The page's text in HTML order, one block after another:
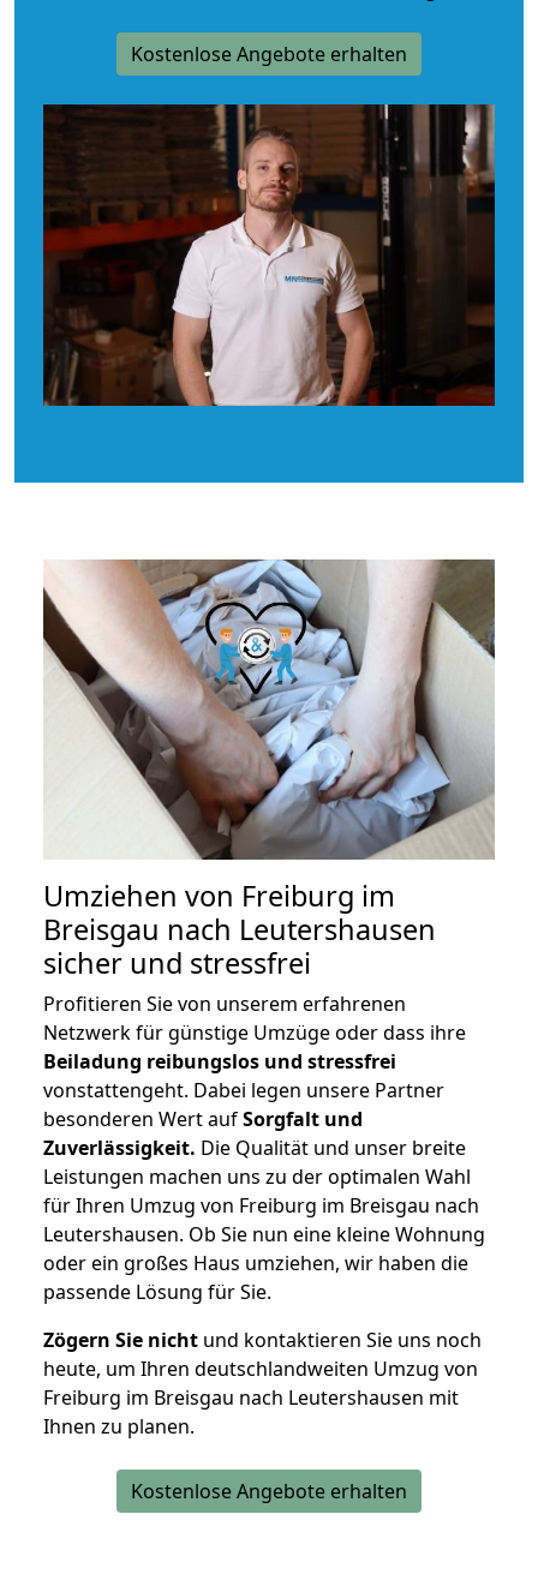
Kostenlose Angebote erhalten
Umziehen von Freiburg im
Breisgau nach Leutershausen
sicher und stressfrei
Profitieren Sie von unserem erfahrenen
Netzwerk für günstige Umzüge oder dass ihre
Beiladung reibungslos und stressfrei
vonstattengeht. Dabei legen unsere Partner
besonderen Wert aufSorgfalt und
Zuverlässigkeit. Die Qualität und unser breite
Leistungen machen uns zu der optimalen Wahl
für Ihren Umzug von Freiburg im Breisgau nach
Leutershausen. Ob Sie nun eine kleine Wohnung
oder ein großes Haus umziehen, wir haben die
passende Lösung für Sie.
Zögern Sie nicht und kontaktieren Sie uns noch
heute, um Ihren deutschlandweiten Umzug von
Freiburg im Breisgau nach Leutershausen mit
Ihnen zu planen.
Kostenlose Angebote erhalten